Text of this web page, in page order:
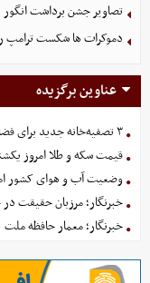
تصاویر جشن برداشت انگور
دموکرات ها شکست ترامپ
عناوین برگزیده
۳ تصفیه‌خانه جدید برای فضای سبز تهران در راه است
قیمت سکه و طلا امروز یکشنبه ۱۸
وضعیت آب و هوای کشور امروز
خبرنگار؛ مرزبان حقیقت
خبرنگار؛ معمار حافظه ملت